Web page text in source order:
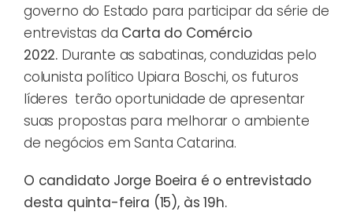
governo do Estado para participar da série de
entrevistas da Carta do Comércio
2022. Durante as sabatinas, conduzidas pelo
colunista político Upiara Boschi, os futuros
líderes terão oportunidade de apresentar
suas propostas para melhorar o ambiente
de negócios em Santa Catarina.
O candidato Jorge Boeira é o entrevistado
desta quinta-feira (15), às 19h.